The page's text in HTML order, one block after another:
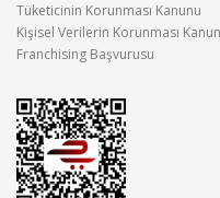
Tüketicinin Korunması Kanunu
Kişisel Verilerin Korunması
Franchising Başvurusu